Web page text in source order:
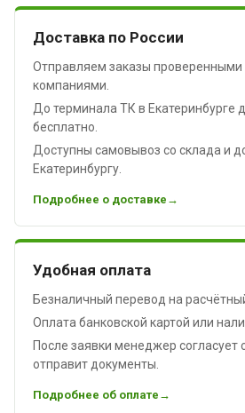
Доставка по России
Отправляем заказы проверенными
компаниями.
До терминала ТК в Екатеринбурге
бесплатно.
Доступны самовывоз со склада и
Екатеринбургу.
Подробнее о доставке
Удобная оплата
Безналичный перевод на
Оплата банковской картой или
После заявки менеджер согласует
отправит документы.
Подробнее об оплате